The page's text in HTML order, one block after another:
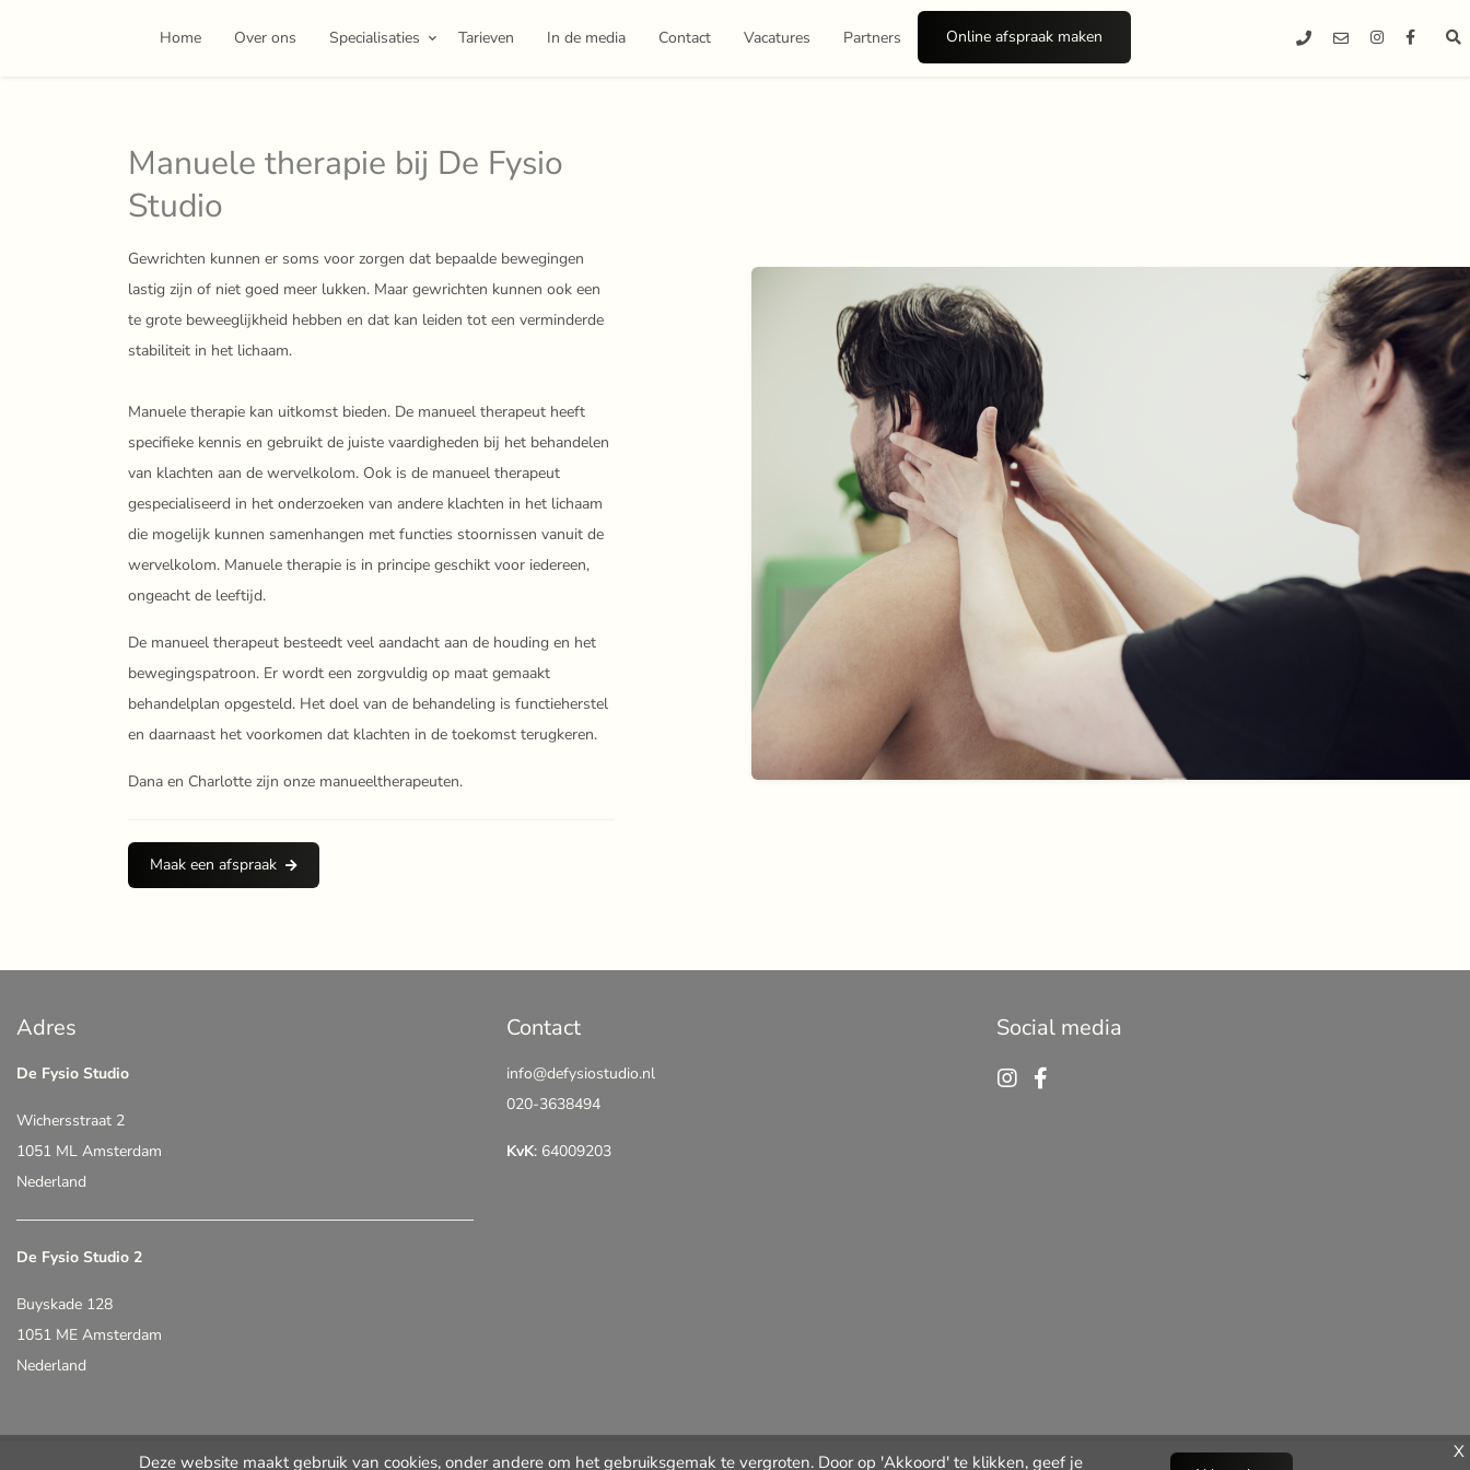
Home Over ons Specialisaties Tarieven In de media Contact Vacatures Partners Online afspraak maken
Manuele therapie bij De Fysio
Studio
Gewrichten kunnen er soms voor zorgen dat bepaalde bewegingen
lastig zijn of niet goed meer lukken. Maar gewrichten kunnen ook een
te grote beweeglijkheid hebben en dat kan leiden tot een verminderde
stabiliteit in het lichaam.
Manuele therapie kan uitkomst bieden. De manueel therapeut heeft
specifieke kennis en gebruikt de juiste vaardigheden bij het behandelen
van klachten aan de wervelkolom. Ook is de manueel therapeut
gespecialiseerd in het onderzoeken van andere klachten in het lichaam
die mogelijk kunnen samenhangen met functies stoornissen vanuit de
wervelkolom. Manuele therapie is in principe geschikt voor iedereen,
ongeacht de leeftijd.
De manueel therapeut besteedt veel aandacht aan de houding en het
bewegingspatroon. Er wordt een zorgvuldig op maat gemaakt
behandelplan opgesteld. Het doel van de behandeling is functieherstel
en daarnaast het voorkomen dat klachten in de toekomst terugkeren.
Dana en Charlotte zijn onze manueeltherapeuten.
Maak een afspraak
Adres
De Fysio Studio
Wichersstraat 2
1051 ML Amsterdam
Nederland
De Fysio Studio 2
Buyskade 128
1051 ME Amsterdam
Nederland
Contact
info@defysiostudio.nl
020-3638494
KvK: 64009203
Social media
Deze website maakt gebruik van cookies, onder andere om het gebruiksgemak te vergroten. Door op 'Akkoord' te klikken, geef je X